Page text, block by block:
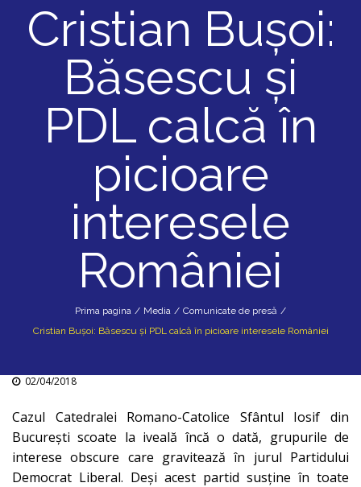
Cristian Bușoi:
Băsescu și
PDL calcă în
picioare
interesele
României
Prima pagina / Media / Comunicate de presă /
Cristian Bușoi: Băsescu și PDL calcă în picioare interesele României
02/04/2018
Cazul Catedralei Romano-Catolice Sfântul Iosif din
Bucureşti scoate la iveală încă o dată, grupurile de
interese obscure care gravitează în jurul Partidului
Democrat Liberal. Deşi acest partid susţine în toate